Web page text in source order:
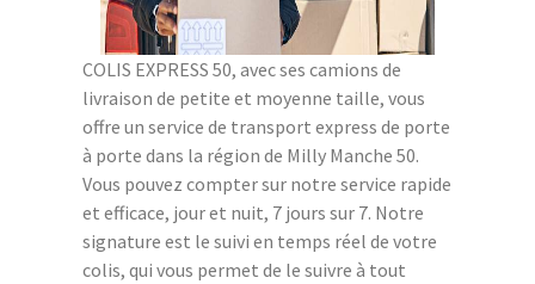
COLIS EXPRESS 50, avec ses camions de
livraison de petite et moyenne taille, vous
offre un service de transport express de porte
à porte dans la région de Milly Manche 50.
Vous pouvez compter sur notre service rapide
et efficace, jour et nuit, 7 jours sur 7. Notre
signature est le suivi en temps réel de votre
colis, qui vous permet de le suivre à tout